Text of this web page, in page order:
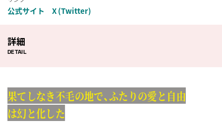
公式サイト X (Twitter)
詳細
DETAIL
果てしなき不毛の地で、ふたりの愛と自由
は幻と化した